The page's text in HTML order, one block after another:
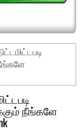
நீங்களே